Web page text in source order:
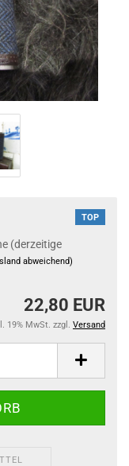
TOP
(derzeitige
abweichend)
22,80 EUR
19% MwSt. zzgl. Versand